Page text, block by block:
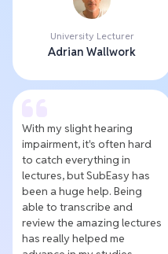
University Lecturer
Adrian Wallwork
With my slight hearing
impairment, it's often hard
to catch everything in
lectures, but SubEasy has
been a huge help. Being
able to transcribe and
review the amazing lectures
has really helped me